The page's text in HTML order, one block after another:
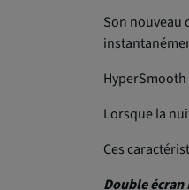
Son nouveau
Lorsque la
Ces
Double écran